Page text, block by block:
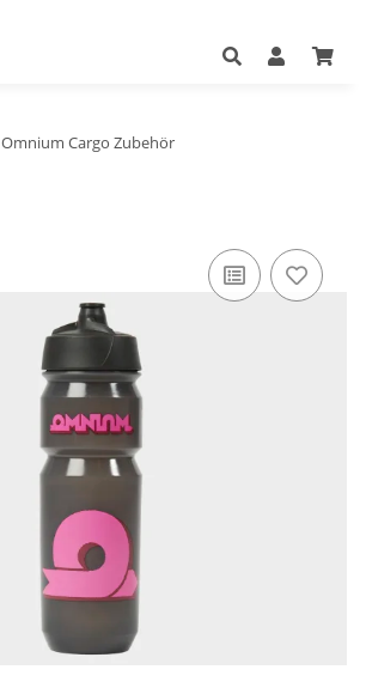
Omnium Cargo Zubehör